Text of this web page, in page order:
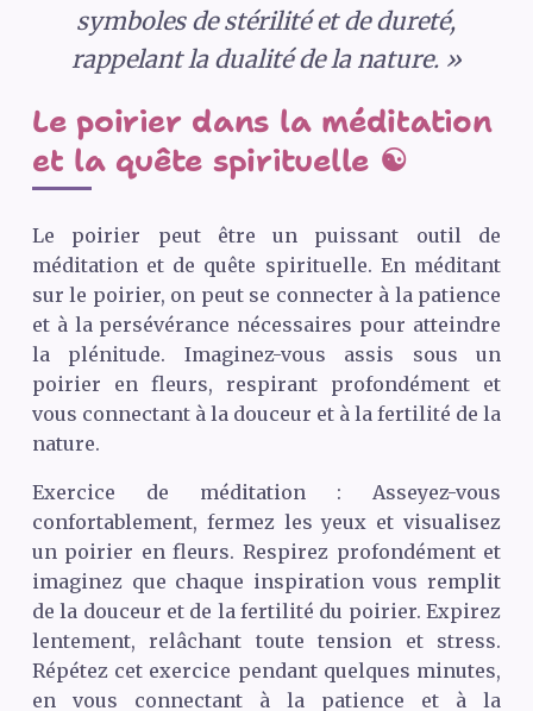
symboles de stérilité et de dureté,
rappelant la dualité de la nature. »
Le poirier dans la méditation
et la quête spirituelle ☯️
Le poirier peut être un puissant outil de
méditation et de quête spirituelle. En méditant
sur le poirier, on peut se connecter à la patience
et à la persévérance nécessaires pour atteindre
la plénitude. Imaginez-vous assis sous un
poirier en fleurs, respirant profondément et
vous connectant à la douceur et à la fertilité de la
nature.
Exercice de méditation : Asseyez-vous
confortablement, fermez les yeux et visualisez
un poirier en fleurs. Respirez profondément et
imaginez que chaque inspiration vous remplit
de la douceur et de la fertilité du poirier. Expirez
lentement, relâchant toute tension et stress.
Répétez cet exercice pendant quelques minutes,
en vous connectant à la patience et à la